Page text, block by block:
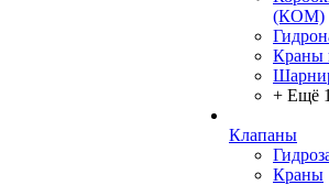
(КОМ)
Краны
+ Ещё 1
Клапаны
Краны